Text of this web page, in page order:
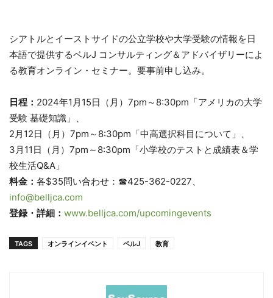
シアトルとイーストサイドの公立学校や大学受験の情報を日
本語で提供するベルJ コンサルティング＆アドバイザリーによ
る教育オンライン・セミナー。要事前申し込み。
日程： 2024年1月15日（月）7pm～8:30pm「アメリカの大学
受験 基礎知識」、
2月12日（月）7pm～8:30pm「中高選択科目について」、
3月11日（月）7pm～8:30pm「小学校のテストと成績表＆学
校生活Q&A」
料金： 各$35問い合わせ：☎425-362-0227、
info@belljca.com
登録・詳細： www.belljca.com/upcomingevents
TAGS オンラインイベント ベルJ 教育